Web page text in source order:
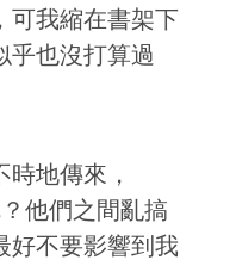
可我縮在書架下
乎也沒打算過
地傳來，
他們之間亂搞
好不要影響到我